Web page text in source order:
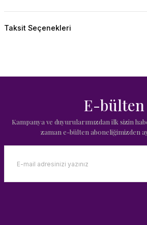
Taksit Seçenekleri
E-bülten
Kampanya ve duyurularımızdan ilk sizin
zaman e-bülten aboneliğimizden